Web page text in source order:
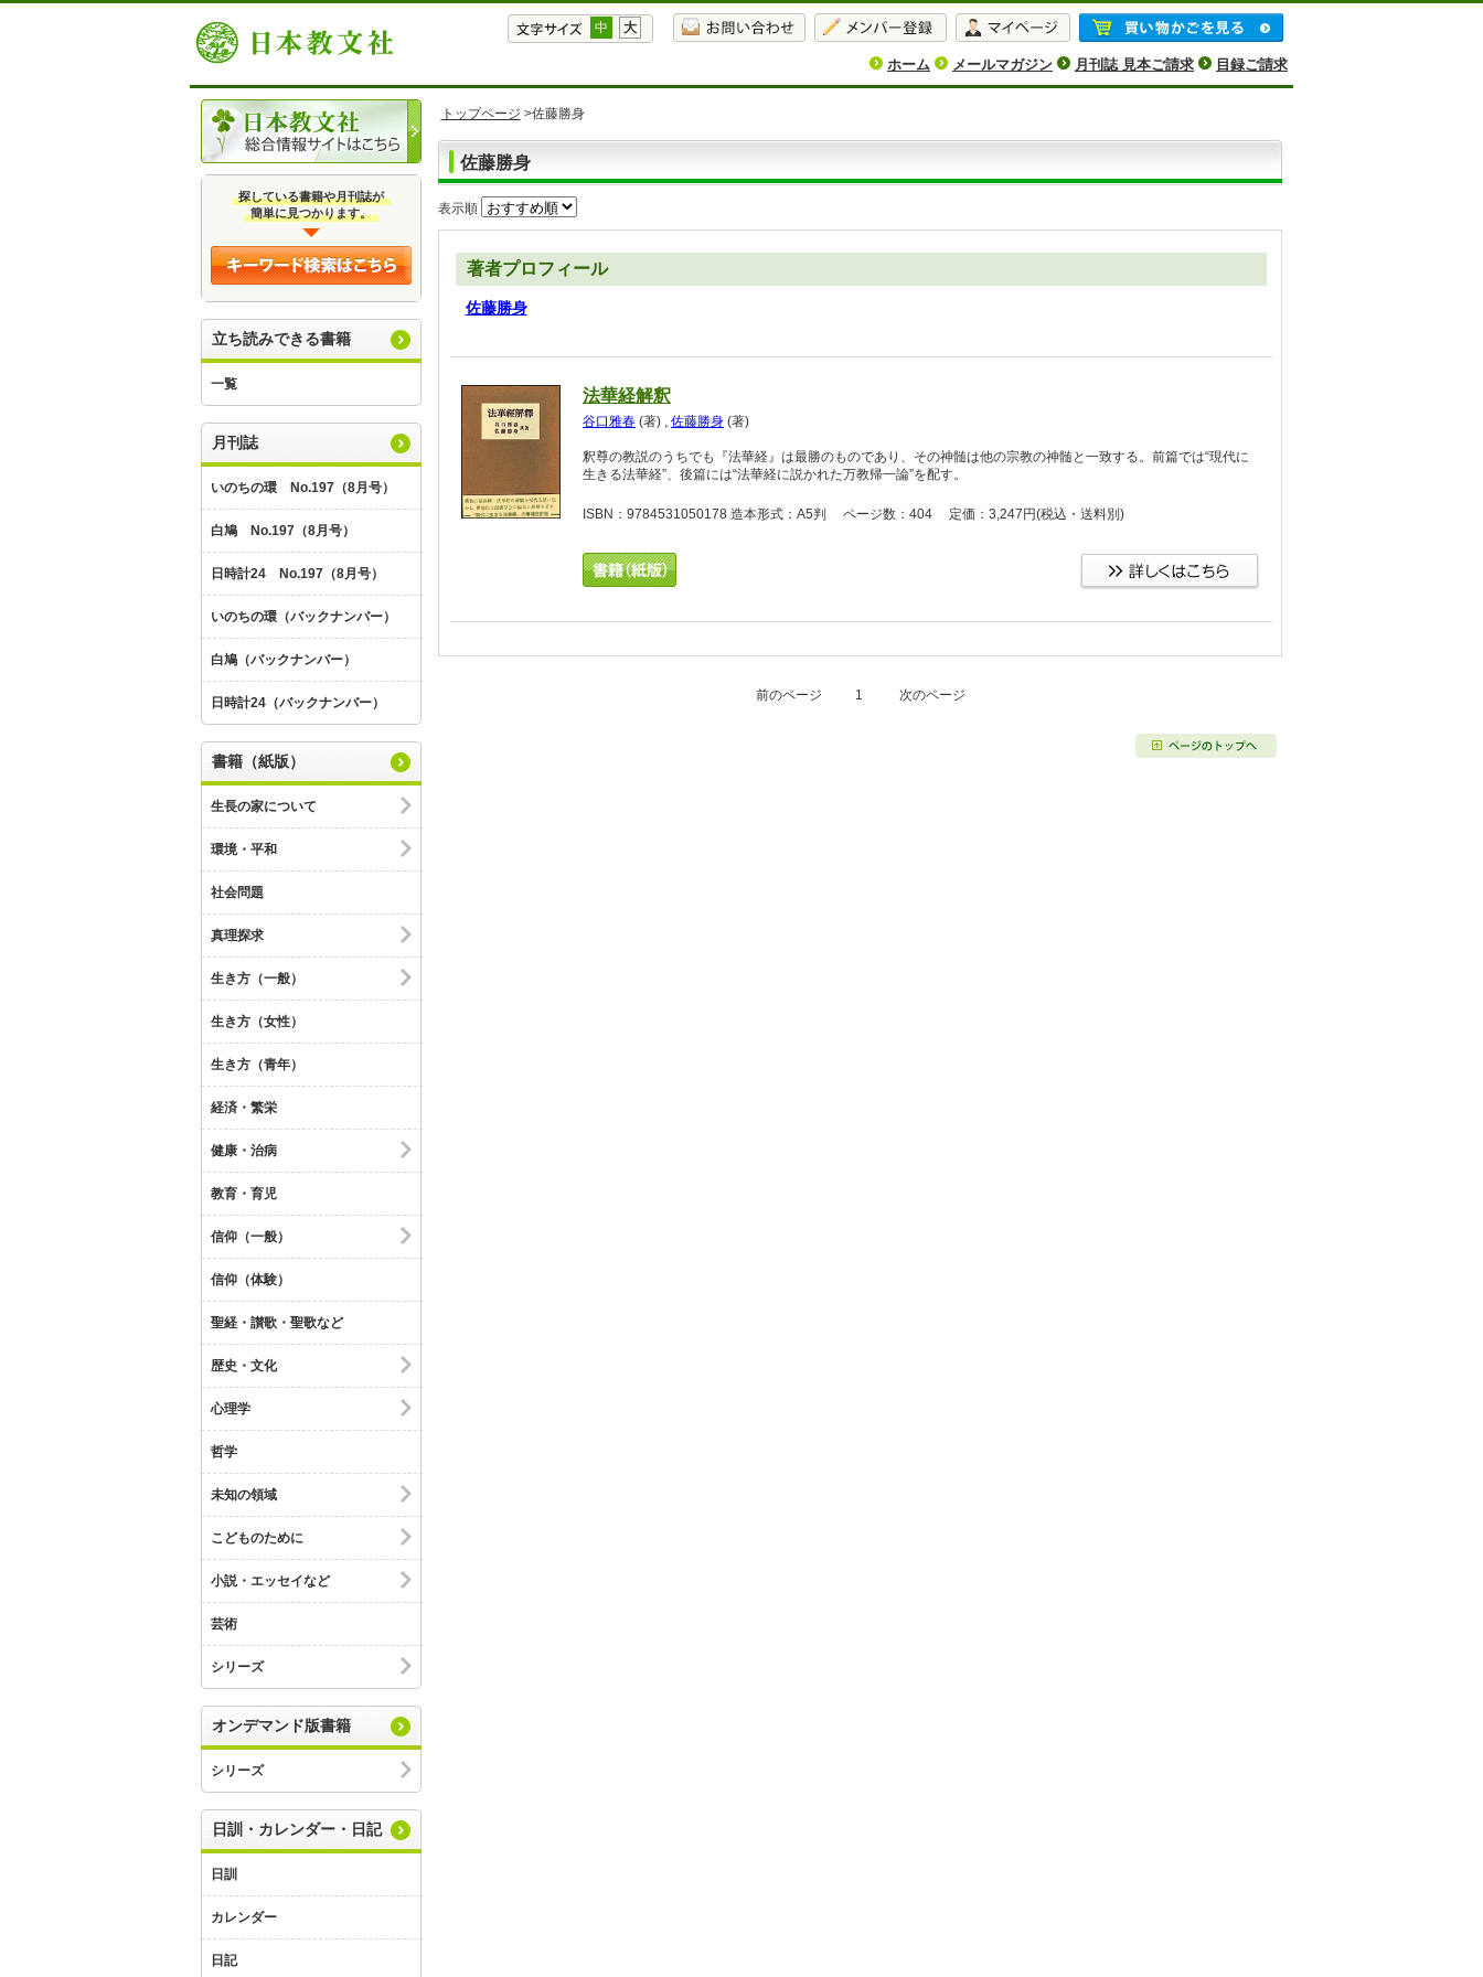
中 大
ホーム メールマガジン 月刊誌 見本ご請求 目録ご請求
探している書籍や月刊誌が
簡単に見つかります。
立ち読みできる書籍
一覧
月刊誌
いのちの環 No.197（8月号）
白鳩 No.197（8月号）
日時計24 No.197（8月号）
いのちの環（バックナンバー）
白鳩（バックナンバー）
日時計24（バックナンバー）
書籍（紙版）
生長の家について
環境・平和
社会問題
真理探求
生き方（一般）
生き方（女性）
生き方（青年）
経済・繁栄
健康・治病
教育・育児
信仰（一般）
信仰（体験）
聖経・讃歌・聖歌など
歴史・文化
心理学
哲学
未知の領域
こどものために
小説・エッセイなど
芸術
シリーズ
オンデマンド版書籍
シリーズ
日訓・カレンダー・日記
日訓
カレンダー
日記
トップページ >佐藤勝身
佐藤勝身
表示順
著者プロフィール
佐藤勝身
法華経解釈
谷口雅春 (著) , 佐藤勝身 (著)
釈尊の教説のうちでも『法華経』は最勝のものであり、その神髄は他の宗教の神髄と一致する。前篇では“現代に
生きる法華経”、後篇には“法華経に説かれた万教帰一論”を配す。
ISBN：9784531050178 造本形式：A5判 ページ数：404 定価：3,247円(税込・送料別)
前のページ 1 次のページ